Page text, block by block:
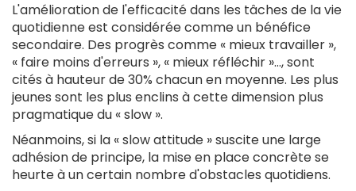
L'amélioration de l'efficacité dans les tâches de la vie
quotidienne est considérée comme un bénéfice
secondaire. Des progrès comme « mieux travailler »,
« faire moins d'erreurs », « mieux réfléchir »..., sont
cités à hauteur de 30% chacun en moyenne. Les plus
jeunes sont les plus enclins à cette dimension plus
pragmatique du « slow ».
Néanmoins, si la « slow attitude » suscite une large
adhésion de principe, la mise en place concrète se
heurte à un certain nombre d'obstacles quotidiens.